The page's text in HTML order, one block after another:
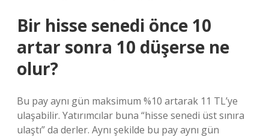
Bir hisse senedi önce 10
artar sonra 10 düşerse ne
olur?
Bu pay aynı gün maksimum %10 artarak 11 TL’ye
ulaşabilir. Yatırımcılar buna “hisse senedi üst sınıra
ulaştı” da derler. Aynı şekilde bu pay aynı gün